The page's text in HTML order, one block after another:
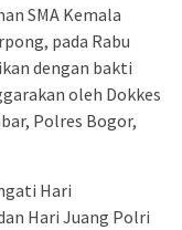
SMA Kemala
pada Rabu
dengan bakti
oleh Dokkes
Polres Bogor,
Hari
Hari Juang Polri